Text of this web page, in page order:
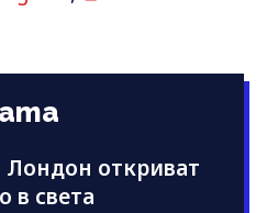
Лондон откриват
в света